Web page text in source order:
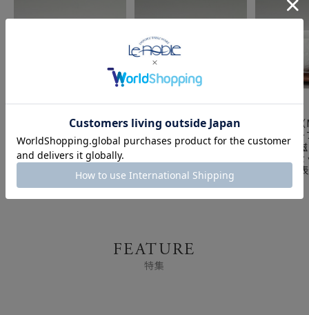
マイセン（Meissen）
歴代レリーフ 55954／
85662 白磁カップ＆ベ
ットガーセッ器ソーサー
1984年発表 小花模様
マイセン（Meissen）
歴代レリーフ 55958／
85670 白磁カップ＆ベ
1988年発表 組紐模様
マイセン
歴代レリ
85672 白
ットガー
1989年発
FEATURE
特集